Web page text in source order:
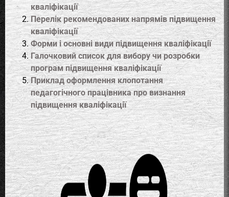
кваліфікації
Перелік рекомендованих напрямів підвищення
кваліфікації
Форми і основні види підвищення кваліфікації
Галочковий список для вибору чи розробки
програм підвищення кваліфікації
Приклад оформлення клопотання
педагогічного працівника про визнання
підвищення кваліфікації